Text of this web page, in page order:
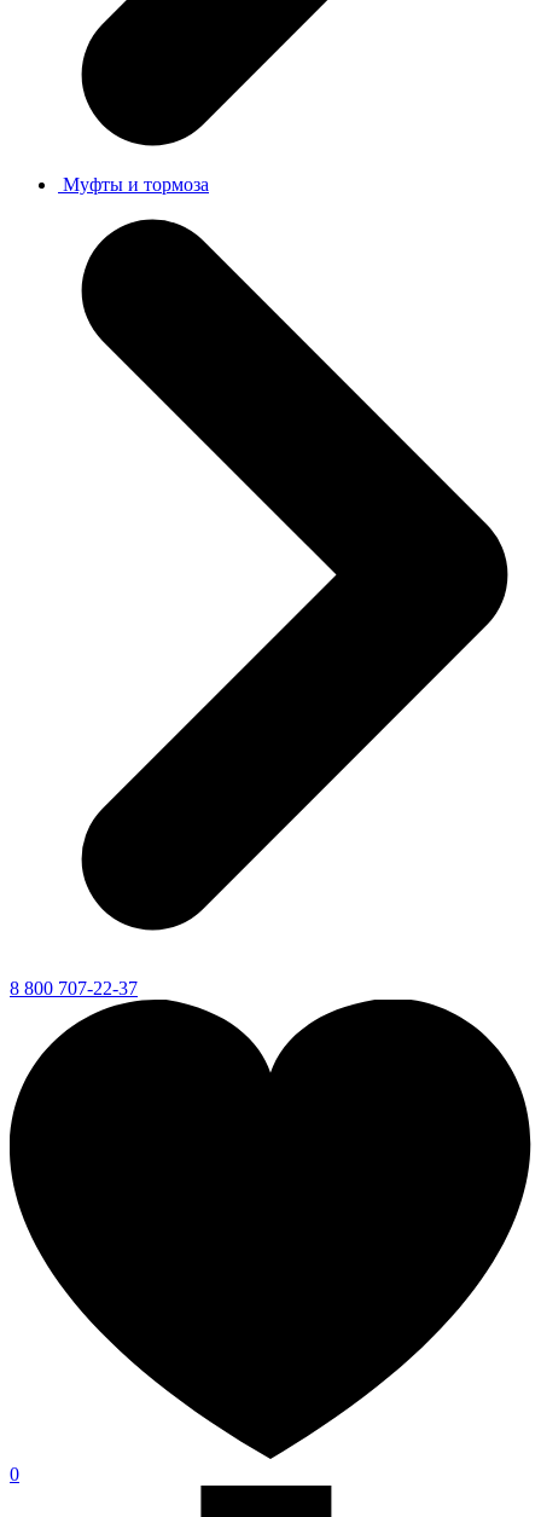
Муфты и тормоза
8 800 707-22-37
0